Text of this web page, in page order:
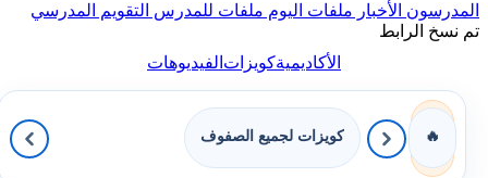
المدرسون الأخبار ملفات اليوم ملفات للمدرس التقويم المدرسي
تم نسخ الرابط
الأكاديميةكويزاتالفيديوهات
🔥 كويزات لجميع الصفوف